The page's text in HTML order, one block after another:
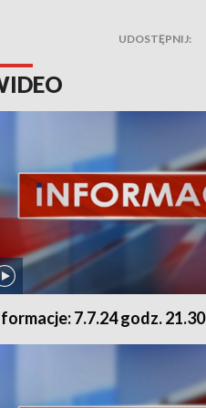
UDOSTĘPNIJ:
7.7.24 godz. 21.30